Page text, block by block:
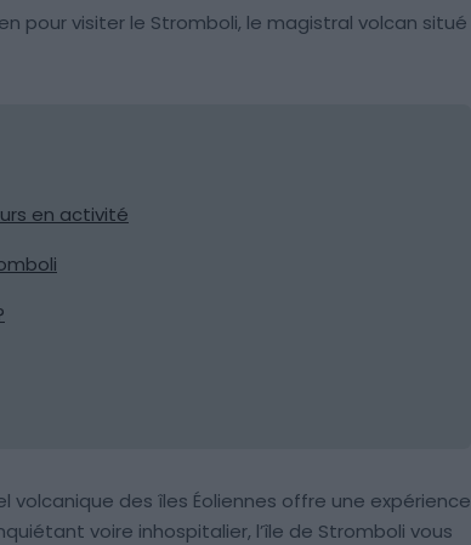
pour visiter le Stromboli, le magistral volcan situé
en activité
volcanique des îles Éoliennes offre une expérience
voire inhospitalier, l’île de Stromboli vous